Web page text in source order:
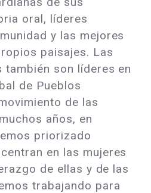
oral, líderes
y las mejores
paisajes. Las
también son líderes en
de Pueblos
de las
años, en
priorizado
en las mujeres
de ellas y de las
trabajando para